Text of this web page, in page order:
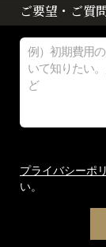
ご要望・ご質
プライバシーポ
い。